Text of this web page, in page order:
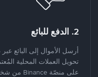
2. الدفع للبائع
أرسل الأموال إلى البائع
تحويل العملات المحلية
على منصّة Binance من شخص لشخص.